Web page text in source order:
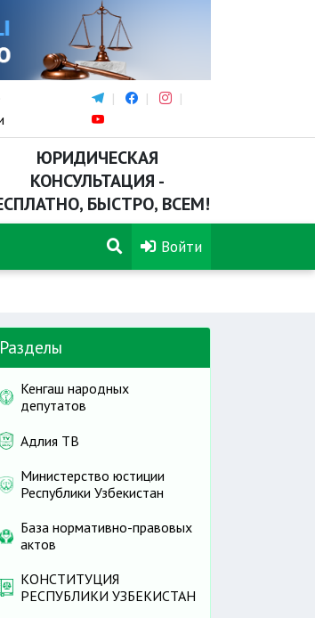
ЮРИДИЧЕСКАЯ
КОНСУЛЬТАЦИЯ -
БЫСТРО, ВСЕМ!
Войти
Разделы
Кенгаш народных
депутатов
Адлия ТВ
Министерство юстиции
Республики Узбекистан
База нормативно-правовых
актов
КОНСТИТУЦИЯ
РЕСПУБЛИКИ УЗБЕКИСТАН